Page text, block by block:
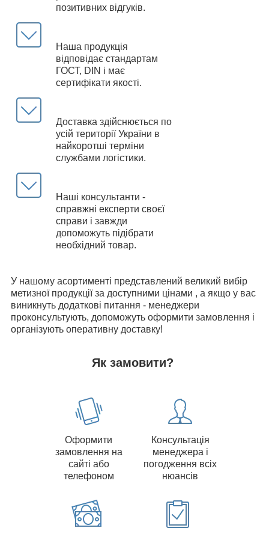
позитивних відгуків.
Наша продукція
відповідає стандартам
ГОСТ, DIN і має
сертифікати якості.
Доставка здійснюється по
усій території України в
найкоротші терміни
службами логістики.
Наші консультанти -
справжні експерти своєї
справи і завжди
допоможуть підібрати
необхідний товар.
У нашому асортименті представлений великий вибір
метизної продукції за доступними цінами , а якщо у вас
виникнуть додаткові питання - менеджери
проконсультують, допоможуть оформити замовлення і
організують оперативну доставку!
Як замовити?
Оформити
замовлення на
сайті або
телефоном
Консультація
менеджера і
погодження всіх
нюансів